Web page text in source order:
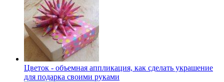
Цветок - объемная аппликация, как сделать украшение
для подарка своими руками